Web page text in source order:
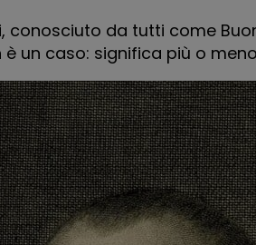
da tutti come
un caso: significa più o